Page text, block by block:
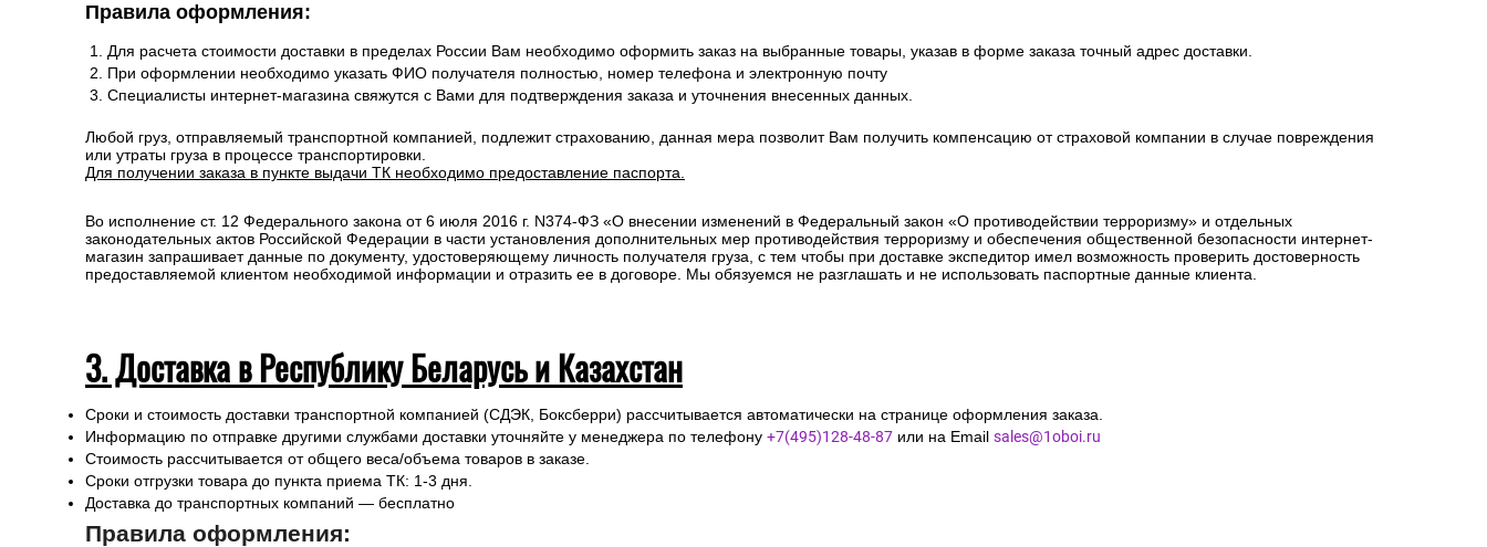
Правила оформления:
Для расчета стоимости доставки в пределах России Вам необходимо оформить заказ на выбранные товары, указав в форме заказа точный адрес доставки.
При оформлении необходимо указать ФИО получателя полностью, номер телефона и электронную почту
Специалисты интернет-магазина свяжутся с Вами для подтверждения заказа и уточнения внесенных данных.
Любой груз, отправляемый транспортной компанией, подлежит страхованию, данная мера позволит Вам получить компенсацию от страховой компании в случае повреждения
или утраты груза в процессе транспортировки.
Для получении заказа в пункте выдачи ТК необходимо предоставление паспорта.
Во исполнение ст. 12 Федерального закона от 6 июля 2016 г. N374-ФЗ «О внесении изменений в Федеральный закон «О противодействии терроризму» и отдельных
законодательных актов Российской Федерации в части установления дополнительных мер противодействия терроризму и обеспечения общественной безопасности интернет-
магазин запрашивает данные по документу, удостоверяющему личность получателя груза, с тем чтобы при доставке экспедитор имел возможность проверить достоверность
предоставляемой клиентом необходимой информации и отразить ее в договоре. Мы обязуемся не разглашать и не использовать паспортные данные клиента.
3. Доставка в Республику Беларусь и Казахстан
Сроки и стоимость доставки транспортной компанией (СДЭК, Боксберри) рассчитывается автоматически на странице оформления заказа.
Информацию по отправке другими службами доставки уточняйте у менеджера по телефону +7(495)128-48-87 или на Email sales@1oboi.ru
Стоимость рассчитывается от общего веса/объема товаров в заказе.
Сроки отгрузки товара до пункта приема ТК: 1-3 дня.
Доставка до транспортных компаний — бесплатно
Правила оформления: